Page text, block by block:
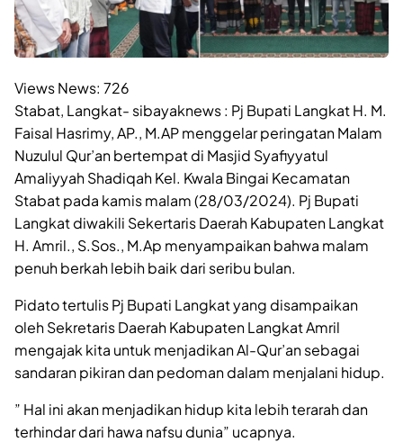
Views News: 726
Stabat, Langkat- sibayaknews : Pj Bupati Langkat H. M.
Faisal Hasrimy, AP., M.AP menggelar peringatan Malam
Nuzulul Qur’an bertempat di Masjid Syafiyyatul
Amaliyyah Shadiqah Kel. Kwala Bingai Kecamatan
Stabat pada kamis malam (28/03/2024). Pj Bupati
Langkat diwakili Sekertaris Daerah Kabupaten Langkat
H. Amril., S.Sos., M.Ap menyampaikan bahwa malam
penuh berkah lebih baik dari seribu bulan.
Pidato tertulis Pj Bupati Langkat yang disampaikan
oleh Sekretaris Daerah Kabupaten Langkat Amril
mengajak kita untuk menjadikan Al-Qur’an sebagai
sandaran pikiran dan pedoman dalam menjalani hidup.
” Hal ini akan menjadikan hidup kita lebih terarah dan
terhindar dari hawa nafsu dunia” ucapnya.